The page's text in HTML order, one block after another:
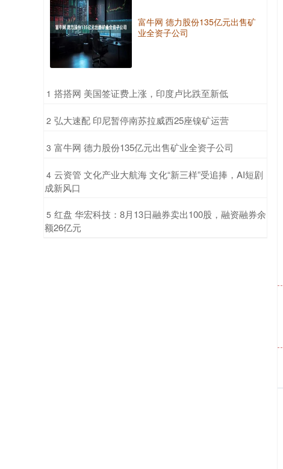
富牛网 德力股份135亿元出售矿
业全资子公司
1 ​搭搭网 美国签证费上涨，印度卢比跌至新低
2 ​弘大速配 印尼暂停南苏拉威西25座镍矿运营
3 ​富牛网 德力股份135亿元出售矿业全资子公司
4 ​云资管 文化产业大航海 文化“新三样”受追捧，AI短剧
成新风口
5 ​红盘 华宏科技：8月13日融券卖出100股，融资融券余
额26亿元